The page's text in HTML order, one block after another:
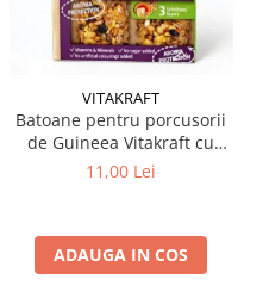
VITAKRAFT
Batoane pentru porcusorii
de Guineea Vitakraft cu
struguri & nuci 2 buc
11,00 Lei
ADAUGA IN COS